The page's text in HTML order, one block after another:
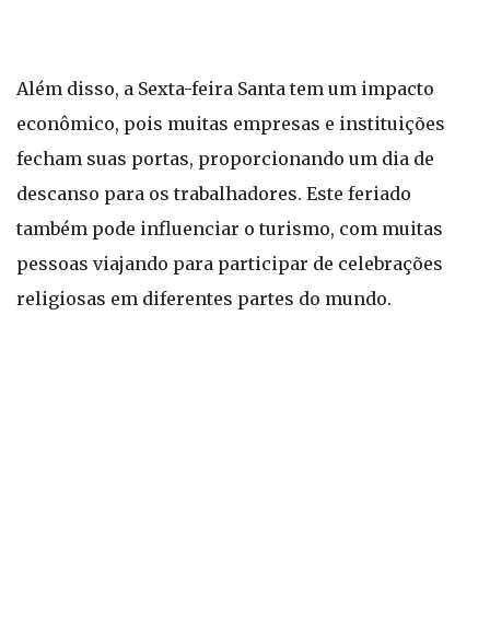
Além disso, a Sexta-feira Santa tem um impacto
econômico, pois muitas empresas e instituições
fecham suas portas, proporcionando um dia de
descanso para os trabalhadores. Este feriado
também pode influenciar o turismo, com muitas
pessoas viajando para participar de celebrações
religiosas em diferentes partes do mundo.